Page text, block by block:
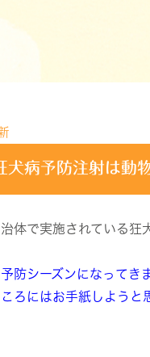
犬病予防注射は動
体で実施されている狂
防シーズンになってき
ろにはお手紙しようと